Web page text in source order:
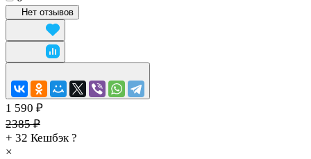
Нет отзывов
1 590 ₽
2385 ₽
+ 32 Кешбэк ?
×